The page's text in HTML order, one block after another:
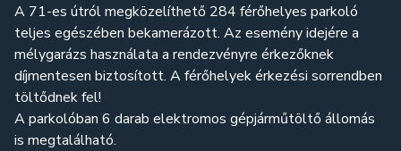
A 71-es útról megközelíthető 284 férőhelyes parkoló
teljes egészében bekamerázott. Az esemény idejére a
mélygarázs használata a rendezvényre érkezőknek
díjmentesen biztosított. A férőhelyek érkezési sorrendben
töltődnek fel!
A parkolóban 6 darab elektromos gépjárműtöltő állomás
is megtalálható.